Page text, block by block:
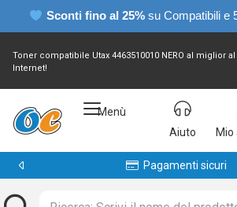
Sconti fino al 25% su Compatibili e
Toner compatibile Utax 4463510010 NERO al miglior
Internet!
Menù
Aiuto
Pagamenti sicuri